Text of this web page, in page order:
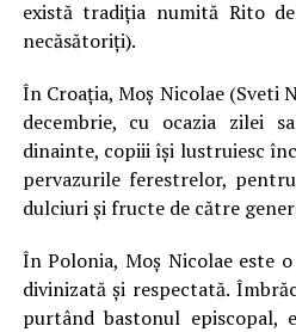
există tradiția numită Rito
necăsătoriți).
În Croația, Moș Nicolae (Sveti
decembrie, cu ocazia zilei
dinainte, copiii își lustruiesc
pervazurile ferestrelor,
dulciuri și fructe de către
În Polonia, Moș Nicolae este
divinizată și respectată.
purtând bastonul episcopal,